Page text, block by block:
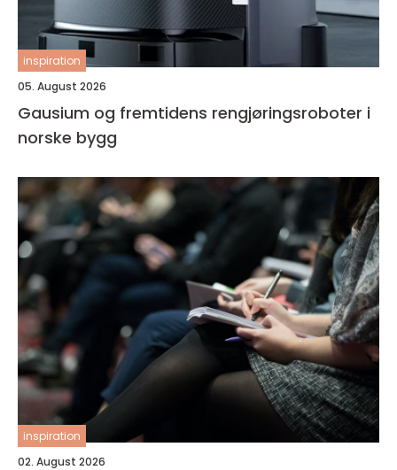
inspiration
05. August 2026
Gausium og fremtidens rengjøringsroboter i
norske bygg
inspiration
02. August 2026